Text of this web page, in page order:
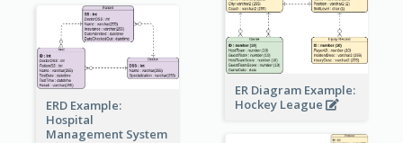
ER Diagram Example:
Hockey League
ERD Example:
Hospital
Management System